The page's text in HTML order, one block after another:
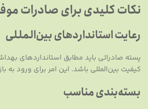
نکات کلیدی برای صادرات
رعایت استانداردهای بین‌المللی
پسته صادراتی باید مطابق استانداردهای
کیفیت بین‌المللی باشد. این امر برای ورود به
بسته‌بندی مناسب